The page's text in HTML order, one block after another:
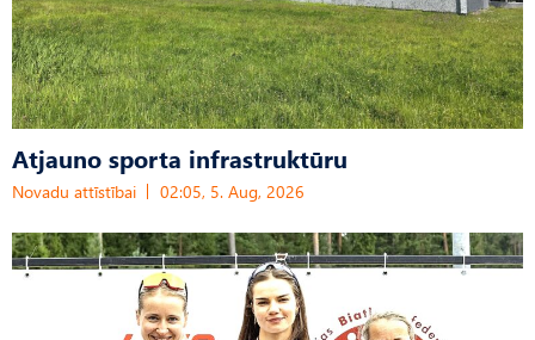
Atjauno sporta infrastruktūru
Novadu attīstībai 02:05, 5. Aug, 2026